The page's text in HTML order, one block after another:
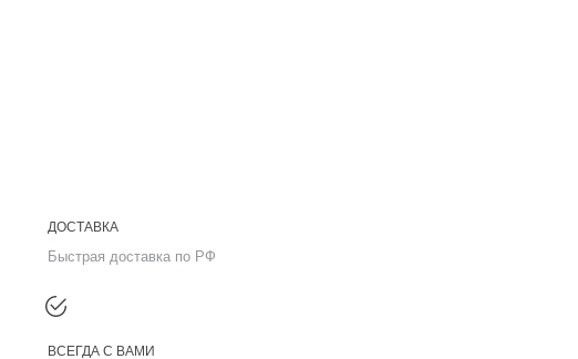
ДОСТАВКА
Быстрая доставка по РФ
ВСЕГДА С ВАМИ